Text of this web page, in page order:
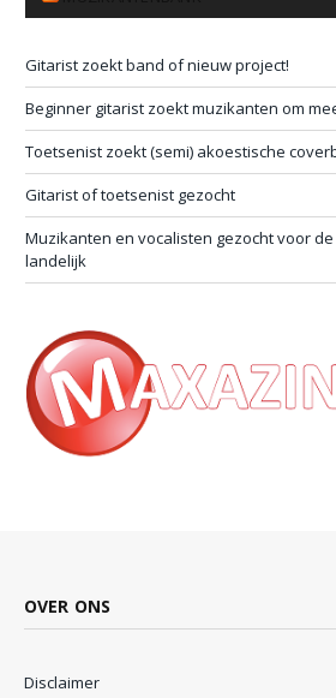
Gitarist zoekt band of nieuw project!
Beginner gitarist zoekt muzikanten om
Toetsenist zoekt (semi) akoestische
Gitarist of toetsenist gezocht
Muzikanten en vocalisten gezocht voor
landelijk
OVER ONS
Disclaimer